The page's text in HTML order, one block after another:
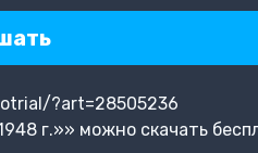
?art=28505236
г.»» можно скачать